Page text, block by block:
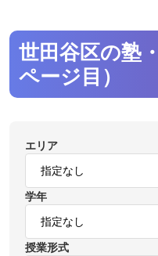
世田谷区の塾
ページ目）
エリア
学年
授業形式